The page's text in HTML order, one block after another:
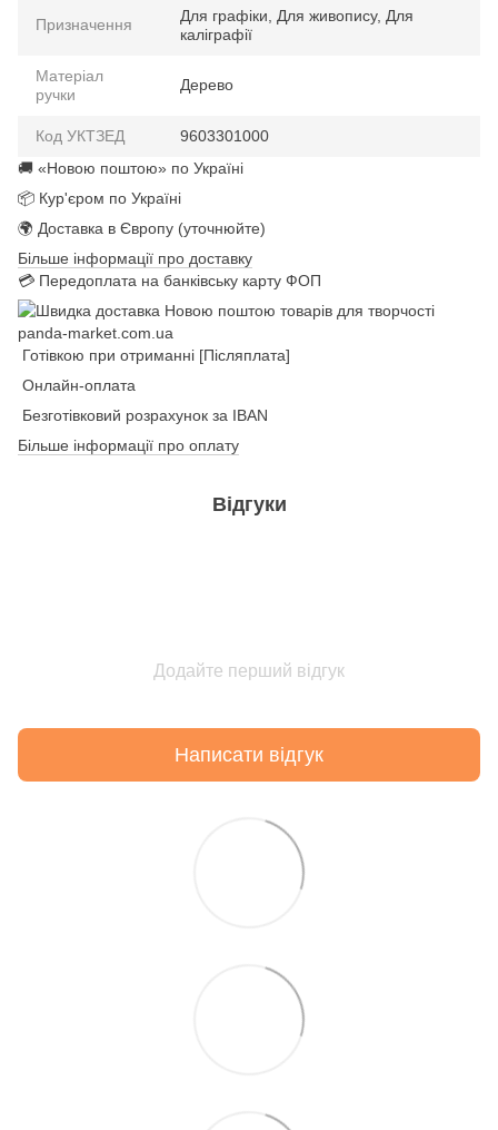
Призначення
Для графіки, Для живопису, Для
каліграфії
Матеріал
ручки
Дерево
Код УКТЗЕД
9603301000
🚚 «Новою поштою» по Україні
📦 Кур'єром по Україні
🌍 Доставка в Європу (уточнюйте)
Більше інформації про доставку
💳 Передоплата на банківську карту ФОП
Готівкою при отриманні [Післяплата]
Онлайн-оплата
Безготівковий розрахунок за IBAN
Більше інформації про оплату
Відгуки
Додайте перший відгук
Написати відгук